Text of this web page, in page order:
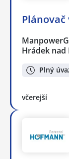
Hrádek nad
Plný
včerejší